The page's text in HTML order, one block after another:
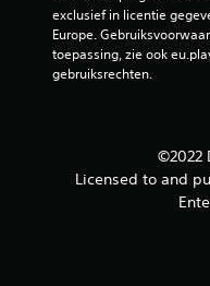
exclusief in licentie
Europe.
toepassing, zie ook
gebruiksrechten.
©2022
Licensed to and